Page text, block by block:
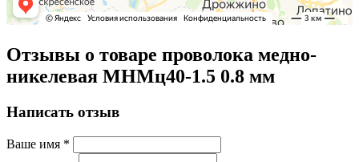
Отзывы о товаре проволока медно-
никелевая МНМц40-1.5 0.8 мм
Написать отзыв
Ваше имя *